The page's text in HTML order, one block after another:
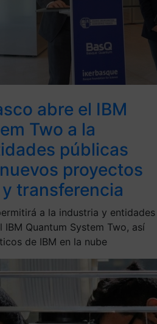
abre el IBM
Two a la
públicas
proyectos
transferencia
a la industria y entidades
Quantum System Two, así
de IBM en la nube